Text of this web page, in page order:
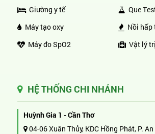
Giường y tế
Máy tạo oxy
Máy đo SpO2
Que
Nồi hấp
Vật lý
HỆ THỐNG CHI NHÁNH
Huỳnh Gia 1 - Cần Thơ
04-06 Xuân Thủy, KDC Hồng Phát, P.